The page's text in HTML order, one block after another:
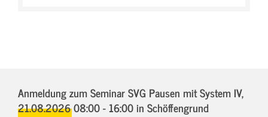
Anmeldung zum Seminar SVG Pausen mit System IV,
21.08.2026 08:00 - 16:00in Schöffengrund